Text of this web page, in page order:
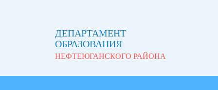
ДЕПАРТАМЕНТ
ОБРАЗОВАНИЯ
НЕФТЕЮГАНСКОГО РАЙОНА